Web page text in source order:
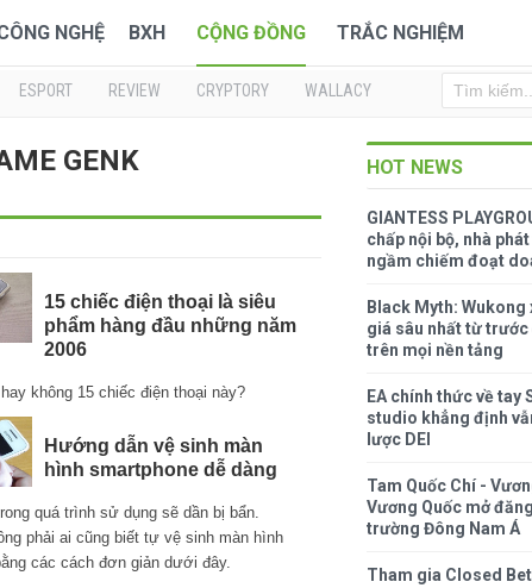
NGHỆ BXH CỘNG ĐỒNG TRẮC NGHIỆM
ESPORT REVIEW CRYPTORY WALLACY
GENK
15 chiếc điện thoại là siêu
phẩm hàng đầu những năm
2006
không 15 chiếc điện thoại này?
Hướng dẫn vệ sinh màn
hình smartphone dễ dàng
quá trình sử dụng sẽ dần bị bẩn.
phải ai cũng biết tự vệ sinh màn hình
các cách đơn giản dưới đây.
HOT NEWS
GIANTESS
chấp nội bộ, nhà
ngầm chiếm đoạt
Black Myth:
giá sâu nhất từ trước
trên mọi nền tảng
EA chính thức về tay
studio khẳng định
lược DEI
Tam Quốc Chí -
Vương Quốc mở
trường Đông Nam Á
Tham gia Closed